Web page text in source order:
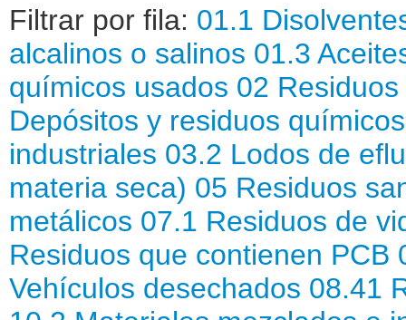
Filtrar por fila: 01.1
alcalinos o salinos 01.3
químicos usados 02
Depósitos y residuos
industriales 03.2 Lodos de
materia seca) 05 Residuos
metálicos 07.1 Residuos de
Residuos que contienen PCB
Vehículos desechados 08.41